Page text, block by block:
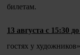
билетам.
13 августа с 15:30
гостях у